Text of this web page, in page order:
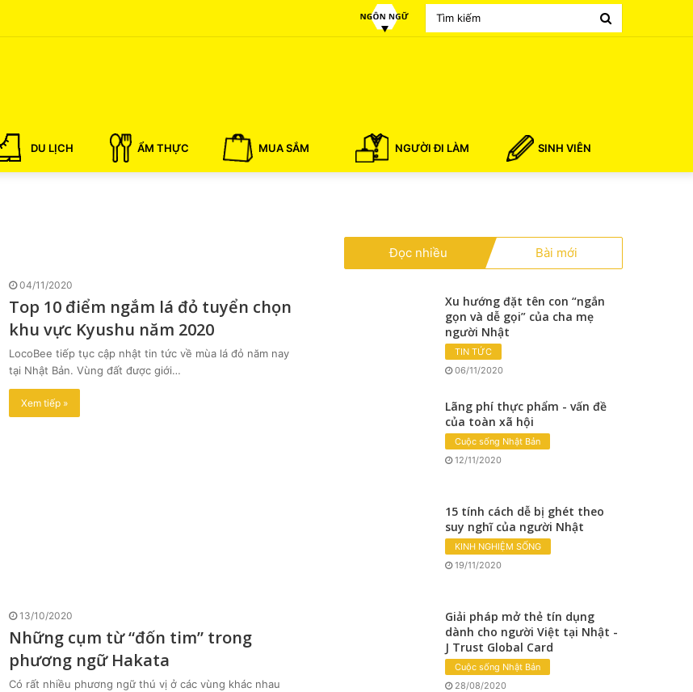
DU LỊCH ẨM THỰC MUA SẮM NGƯỜI ĐI LÀM SINH VIÊN
04/11/2020
Top 10 điểm ngắm lá đỏ tuyển chọn
khu vực Kyushu năm 2020
LocoBee tiếp tục cập nhật tin tức về mùa lá đỏ năm nay
tại Nhật Bản. Vùng đất được giới…
Xem tiếp »
13/10/2020
Những cụm từ “đốn tim” trong
phương ngữ Hakata
Có rất nhiều phương ngữ thú vị ở các vùng khác nhau
Đọc nhiều Bài mới
Xu hướng đặt tên con “ngắn
gọn và dễ gọi” của cha mẹ
người Nhật
TIN TỨC
06/11/2020
Lãng phí thực phẩm - vấn đề
của toàn xã hội
Cuộc sống Nhật Bản
12/11/2020
15 tính cách dễ bị ghét theo
suy nghĩ của người Nhật
KINH NGHIỆM SỐNG
19/11/2020
Giải pháp mở thẻ tín dụng
dành cho người Việt tại Nhật -
J Trust Global Card
Cuộc sống Nhật Bản
28/08/2020